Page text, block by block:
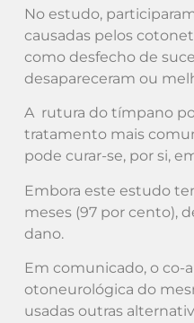
No estudo,
causadas pelos
como desfecho de
desapareceram ou
A rutura do tímpano
tratamento mais
pode curar-se, por si,
Embora este estudo
meses (97 por cento),
dano.
Em comunicado, o co-
otoneurológica do
usadas outras